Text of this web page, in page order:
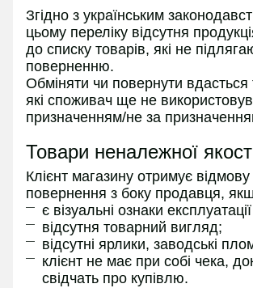
Згідно з українським
цьому переліку відсутня
до списку товарів, які не
поверненню.
Обміняти чи повернути вдасться
які споживач ще не
призначенням/не за
Товари неналежної
Клієнт магазину отримує
повернення з боку продавця,
є візуальні ознаки
відсутня товарний вигляд;
відсутні ярлики, заводські
клієнт не має при собі чека,
свідчать про купівлю.